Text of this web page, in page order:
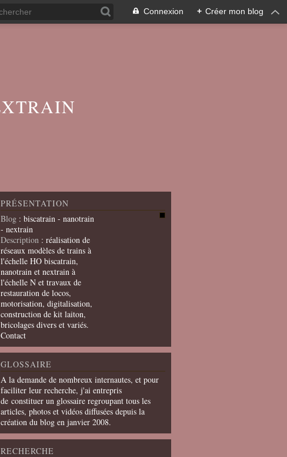
Connexion + Créer mon blog
PRÉSENTATION
Blog : biscatrain - nanotrain
- nextrain
Description : réalisation de
réseaux modèles de trains à
l'échelle HO biscatrain,
nanotrain et nextrain à
l'échelle N et travaux de
restauration de locos,
motorisation, digitalisation,
construction de kit laiton,
bricolages divers et variés.
Contact
GLOSSAIRE
A la demande de nombreux internautes, et pour
faciliter leur recherche, j'ai entrepris
de constituer un glossaire regroupant tous les
articles, photos et vidéos diffusées depuis la
création du blog en janvier 2008.
RECHERCHE